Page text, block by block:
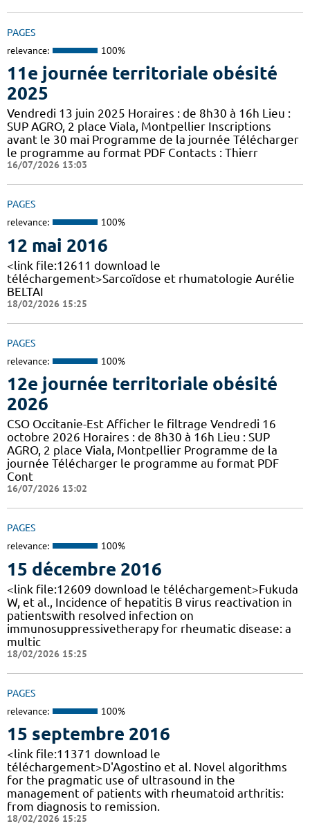
PAGES
relevance: 100%
11e journée territoriale obésité
2025
Vendredi 13 juin 2025 Horaires : de 8h30 à 16h Lieu :
SUP AGRO, 2 place Viala, Montpellier Inscriptions
avant le 30 mai Programme de la journée Télécharger
le programme au format PDF Contacts : Thierr
16/07/2026 13:03
PAGES
relevance: 100%
12 mai 2016
<link file:12611 download le
téléchargement>Sarcoïdose et rhumatologie Aurélie
BELTAI
18/02/2026 15:25
PAGES
relevance: 100%
12e journée territoriale obésité
2026
CSO Occitanie-Est Afficher le filtrage Vendredi 16
octobre 2026 Horaires : de 8h30 à 16h Lieu : SUP
AGRO, 2 place Viala, Montpellier Programme de la
journée Télécharger le programme au format PDF
Cont
16/07/2026 13:02
PAGES
relevance: 100%
15 décembre 2016
<link file:12609 download le téléchargement>Fukuda
W, et al., Incidence of hepatitis B virus reactivation in
patientswith resolved infection on
immunosuppressivetherapy for rheumatic disease: a
multic
18/02/2026 15:25
PAGES
relevance: 100%
15 septembre 2016
<link file:11371 download le
téléchargement>D'Agostino et al. Novel algorithms
for the pragmatic use of ultrasound in the
management of patients with rheumatoid arthritis:
from diagnosis to remission.
18/02/2026 15:25